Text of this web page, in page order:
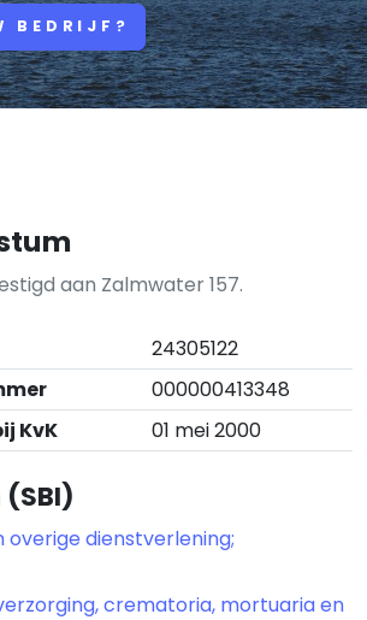
BEDRIJF?
aan Zalmwater 157.
24305122
000000413348
KvK
01 mei 2000
overige dienstverlening;
crematoria, mortuaria en